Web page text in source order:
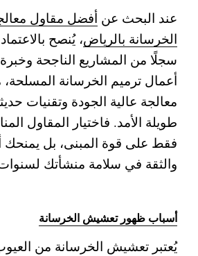
عند البحث عن أفضل مقاول
الخرسانة بالرياض، يُنصح
سجلًا من المشاريع الناجحة
أعمال ترميم الخرسانة
معالجة عالية الجودة وتقنيات
طويلة الأمد. فاختيار المقاول
فقط على قوة المبنى، بل يمنحك
والثقة في سلامة منشأتك
أسباب ظهور تعشيش الخرسانة
يُعتبر تعشيش الخرسانة من